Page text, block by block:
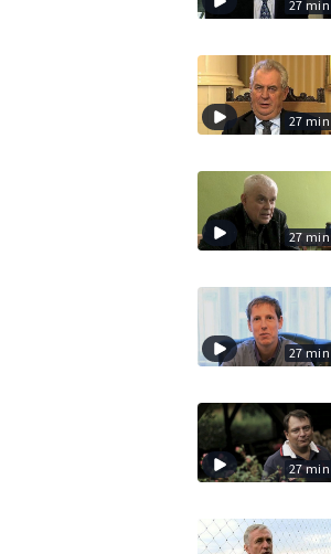
27 min
27 min
27 min
27 min
27 min